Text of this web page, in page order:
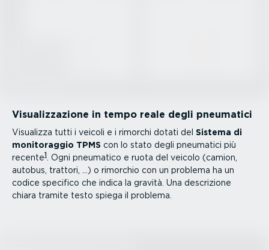
Visua­liz­za­zione in tempo reale degli pneumatici
Visualizza tutti i veicoli e i rimorchi dotati del Sistema di
monito­raggio TPMS con lo stato degli pneumatici più
recente1
. Ogni pneumatico e ruota del veicolo (camion,
autobus, trattori, ...) o rimorchio con un problema ha un
codice specifico che indica la gravità. Una descrizione
chiara tramite testo spiega il problema.